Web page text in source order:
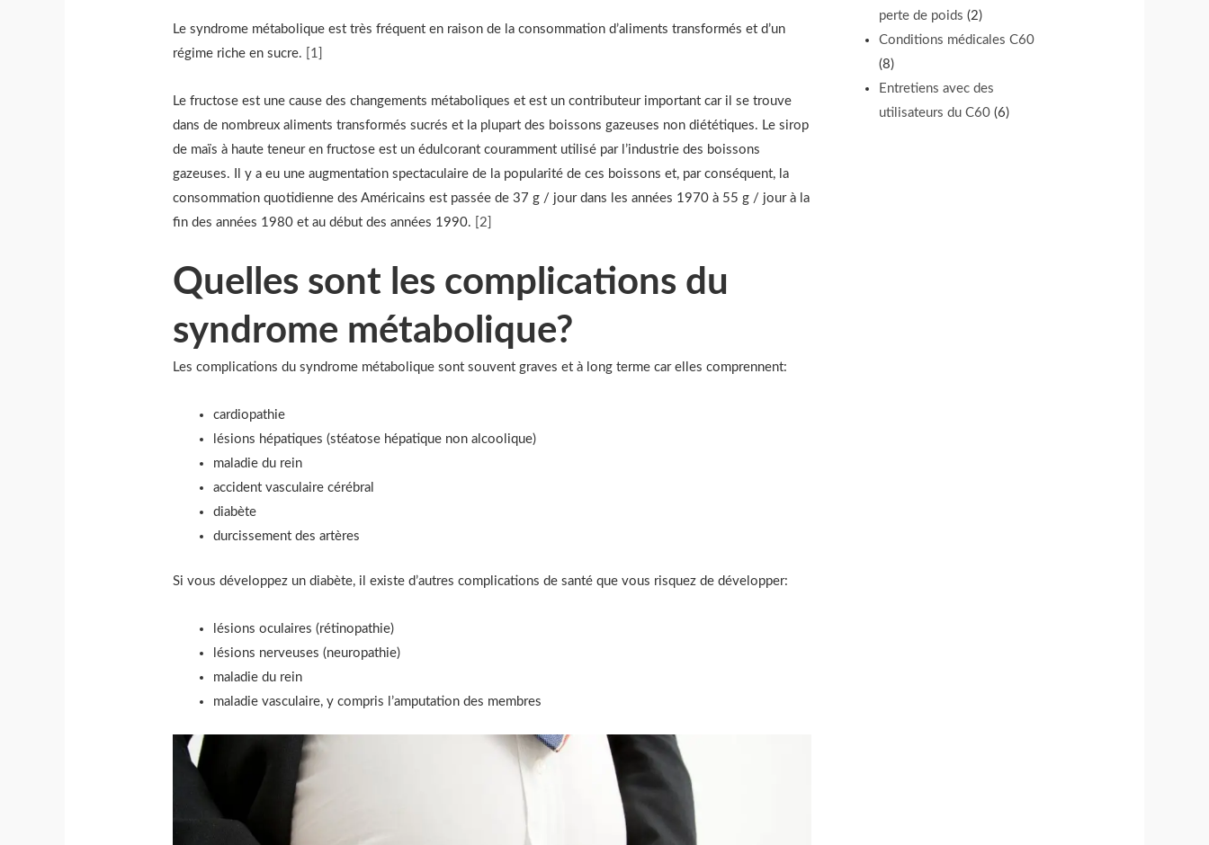
Le syndrome métabolique est très fréquent en raison de la consommation d’aliments transformés et d’un
régime riche en sucre.
1
Le fructose est une cause des changements métaboliques et est un contributeur important car il se trouve
dans de nombreux aliments transformés sucrés et la plupart des boissons gazeuses non diététiques. Le sirop
de maïs à haute teneur en fructose est un édulcorant couramment utilisé par l’industrie des boissons
gazeuses. Il y a eu une augmentation spectaculaire de la popularité de ces boissons et, par conséquent, la
consommation quotidienne des Américains est passée de 37 g / jour dans les années 1970 à 55 g / jour à la
fin des années 1980 et au début des années 1990.
2
Quelles sont les complications du
syndrome métabolique?
Les complications du syndrome métabolique sont souvent graves et à long terme car elles comprennent:
cardiopathie
lésions hépatiques (stéatose hépatique non alcoolique)
maladie du rein
accident vasculaire cérébral
diabète
durcissement des artères
Si vous développez un diabète, il existe d’autres complications de santé que vous risquez de développer:
lésions oculaires (rétinopathie)
lésions nerveuses (neuropathie)
maladie du rein
maladie vasculaire, y compris l’amputation des membres
perte de poids (2)
Conditions médicales C60
(8)
Entretiens avec des
utilisateurs du C60(6)